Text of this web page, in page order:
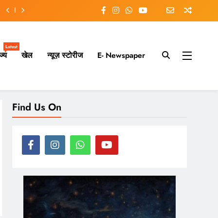
Latest
खेल न्यूज़ स्टोरीज E- Newspaper
Find Us On